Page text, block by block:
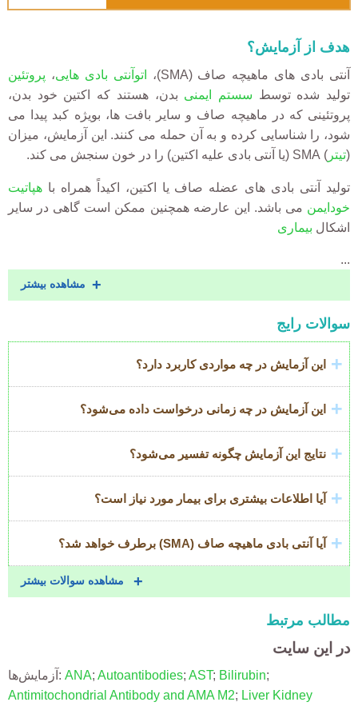
هدف از آزمایش؟
آنتی بادی های ماهیچه صاف (SMA)، اتوآنتی بادی هایی، پروتئین
تولید شده توسط سستم ایمنی بدن، هستند که اکتین خود بدن،
پروتئینی که در ماهیچه صاف و سایر بافت ها، بویژه کبد پیدا می
شود، را شناسایی کرده و به آن حمله می کنند. این آزمایش، میزان
(تیتر ) SMA (یا آنتی بادی علیه اکتین) را در خون سنجش می کند.
تولید آنتی بادی های عضله صاف یا اکتین، اکیداً همراه با هپاتیت
خودایمن می باشد. این عارضه همچنین ممکن است گاهی در سایر
اشکال بیماری
...
مشاهده بیشتر
Accordion
Title
سوالات رایج
این آزمایش در چه مواردی کاربرد دارد؟
این آزمایش در چه زمانی درخواست داده می‌شود؟
نتایج این آزمایش چگونه تفسیر می‌شود؟
آیا اطلاعات بیشتری برای بیمار مورد نیاز است؟
آیا آنتی بادی ماهیچه صاف (SMA) برطرف خواهد شد؟
مشاهده سوالات بیشتر
مطالب مرتبط
در این سایت
آزمایش‌ها: ANA; Autoantibodies; AST; Bilirubin;
Antimitochondrial Antibody and AMA M2; Liver Kidney